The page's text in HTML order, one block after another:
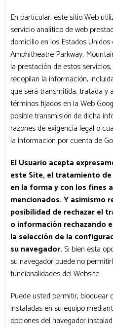
En particular, este sitio Web
servicio analítico de web
domicilio en los Estados
Amphitheatre Parkway,
la prestación de estos
recopilan la información,
que será transmitida, tratada y
términos fijados en la Web
posible transmisión de dicha
razones de exigencia legal o
la información por cuenta de
El Usuario acepta
este Site, el tratamiento
en la forma y con los fines
mencionados. Y asimismo
posibilidad de rechazar el
o información rechazando
la selección de la
su navegador. Si bien esta
su navegador puede no
funcionalidades del Website.
Puede usted permitir, bloquear
instaladas en su equipo
opciones del navegador